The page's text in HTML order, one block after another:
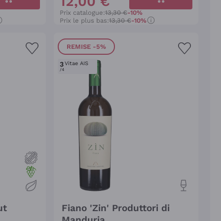
Prix catalogue:13,30 €-10%
Prix le plus bas:13,30 €-10%
REMISE -5%
3
/4
Vitae AIS
Fiano 'Zin' Produttori di